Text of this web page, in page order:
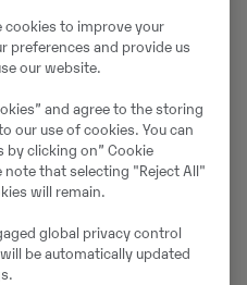
14500 - 17300 kg
cookies to improve your
preferences and provide us
our website.
and agree to the storing
our use of cookies. You can
by clicking on” Cookie
note that selecting "Reject All"
will remain.
global privacy control
be automatically updated